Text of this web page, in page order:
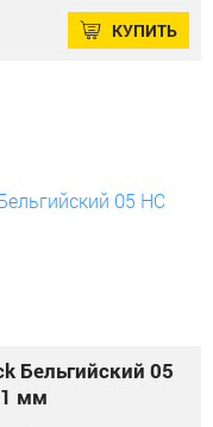
КУПИТЬ
Бельгийский 05
мм